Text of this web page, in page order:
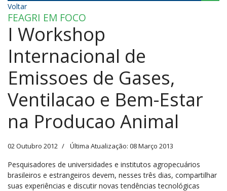
Voltar
FEAGRI EM FOCO
I Workshop
Internacional de
Emissoes de Gases,
Ventilacao e Bem-Estar
na Producao Animal
02 Outubro 2012 Última Atualização: 08 Março 2013
Pesquisadores de universidades e institutos agropecuários
brasileiros e estrangeiros devem, nesses três dias, compartilhar
suas experiências e discutir novas tendências tecnológicas